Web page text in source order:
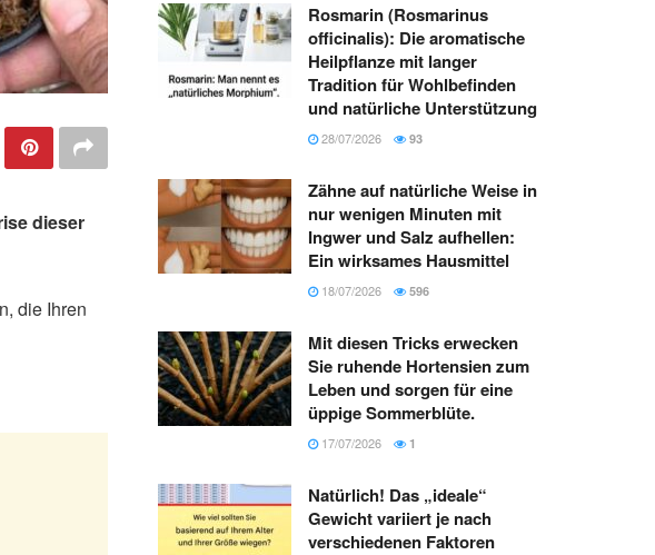
dieser
die Ihren
Rosmarin (Rosmarinus
officinalis): Die aromatische
Heilpflanze mit langer
Tradition für Wohlbefinden
und natürliche Unterstützung
28/07/2026 93
Zähne auf natürliche Weise in
nur wenigen Minuten mit
Ingwer und Salz aufhellen:
Ein wirksames Hausmittel
18/07/2026 596
Mit diesen Tricks erwecken
Sie ruhende Hortensien zum
Leben und sorgen für eine
üppige Sommerblüte.
17/07/2026 1
Natürlich! Das „ideale“
Gewicht variiert je nach
verschiedenen Faktoren